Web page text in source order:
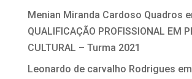
Menian Miranda Cardoso Quadros
QUALIFICAÇÃO PROFISSIONAL EM
CULTURAL – Turma 2021
Leonardo de carvalho Rodrigues em